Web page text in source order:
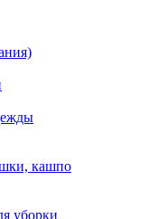
кашпо
уборки